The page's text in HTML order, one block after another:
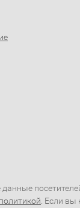
. Если вы